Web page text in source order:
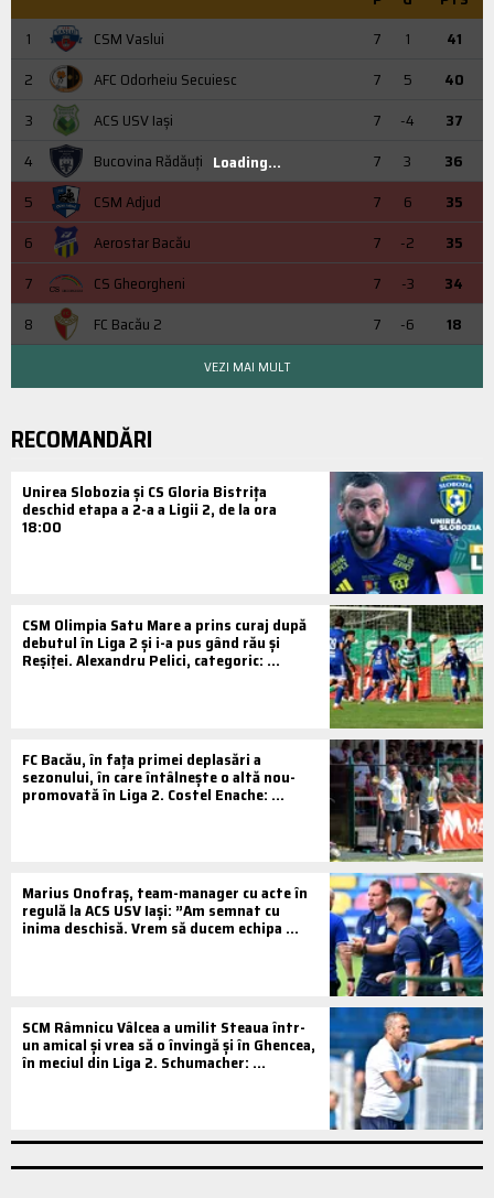
1
CSM Vaslui 7 1
41
2
AFC Odorheiu Secuiesc 7 5
40
3
ACS USV Iaşi 7 -4
37
4
Bucovina Rădăuți 7 3
36
5
CSM Adjud 7 6
35
6
Aerostar Bacău 7 -2
35
7
CS Gheorgheni 7 -3
34
8
FC Bacău 2 7 -6 18
Loading...
VEZI MAI MULT
RECOMANDĂRI
Unirea Slobozia și CS Gloria Bistrița
deschid etapa a 2-a a Ligii 2, de la ora
18:00
CSM Olimpia Satu Mare a prins curaj după
debutul în Liga 2 și i-a pus gând rău și
Reșiței. Alexandru Pelici, categoric: ...
FC Bacău, în fața primei deplasări a
sezonului, în care întâlnește o altă nou-
promovată în Liga 2. Costel Enache: ...
Marius Onofraș, team-manager cu acte în
regulă la ACS USV Iași: ”Am semnat cu
inima deschisă. Vrem să ducem echipa ...
SCM Râmnicu Vâlcea a umilit Steaua într-
un amical și vrea să o învingă și în Ghencea,
în meciul din Liga 2. Schumacher: ...